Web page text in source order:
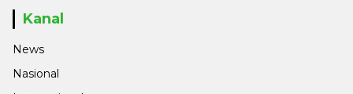
Kanal
News
Nasional